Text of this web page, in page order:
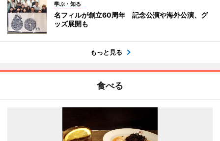
学ぶ・知る
名フィルが創立60周年 記念公演や海外公演、グ
ッズ展開も
もっと見る
食べる